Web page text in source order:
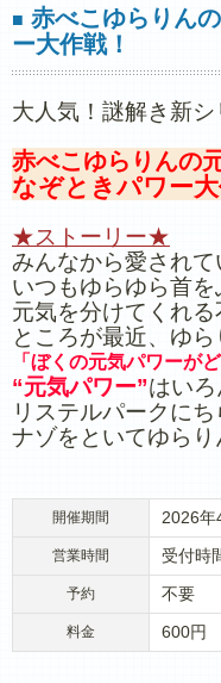
■ 赤べこゆらりん
ー大作戦！
大人気！謎解き新シ
赤べこゆらりんの
なぞときパワー大
★ストーリー★
みんなから愛され
いつもゆらゆら首
元気を分けてくれる
ところが最近、ゆら
「ぼくの元気パワーが
“元気パワー”はいろ
リステルパークに
ナゾをといてゆらり
開催期間 2026年
営業時間 受付時
予約 不要
料金 600円